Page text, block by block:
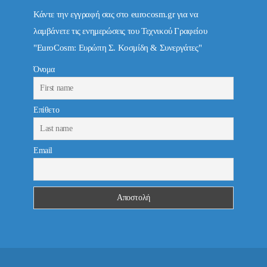
Κάντε την εγγραφή σας στο eurocosm.gr για να
λαμβάνετε τις ενημερώσεις του Τεχνικού Γραφείου
"EuroCosm: Ευρώπη Σ. Κοσμίδη & Συνεργάτες"
Όνομα
Επίθετο
Email